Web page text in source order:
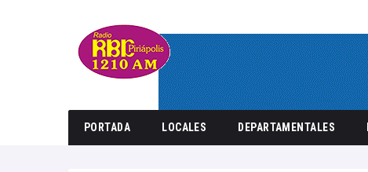
PORTADA LOCALES DEPARTAMENTALES